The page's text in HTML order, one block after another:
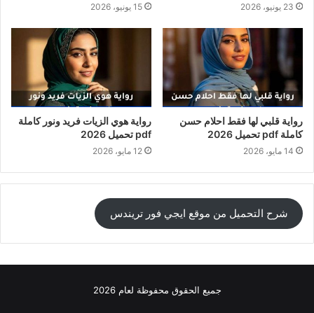
23 يونيو، 2026 15 يونيو، 2026
رواية قلبي لها فقط احلام حسن
كاملة pdf تحميل 2026
14 مايو، 2026
رواية هوي الزيات فريد ونور كاملة
pdf تحميل 2026
12 مايو، 2026
شرح التحميل من موقع ايجي فور تريندس
جميع الحقوق محفوظة لعام 2026